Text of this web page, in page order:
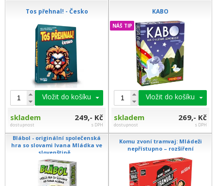
Tos přehnal! - Česko
Vložit do košíku
skladem
dostupnost
249,- Kč
s DPH
KABO
NÁŠ TIP
Vložit do košíku
skladem
dostupnost
269,- Kč
s DPH
Blábol - originální společenská
hra so slovami Ivana Mládka ve
slovenštině...
Komu zvoní tramvaj: Mládeži
nepřístupno – rozšíření